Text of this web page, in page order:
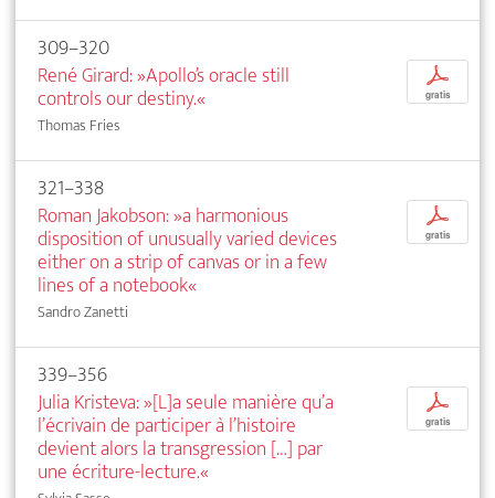
309–320
René Girard: »Apollo’s oracle still
controls our destiny.«
Thomas Fries
p
gratis
321–338
Roman Jakobson: »a harmonious
disposition of unusually varied devices
either on a strip of canvas or in a few
lines of a notebook«
Sandro Zanetti
p
gratis
339–356
Julia Kristeva: »[L]a seule manière qu’a
l’écrivain de participer à l’histoire
devient alors la transgression […] par
une écriture-lecture.«
p
gratis